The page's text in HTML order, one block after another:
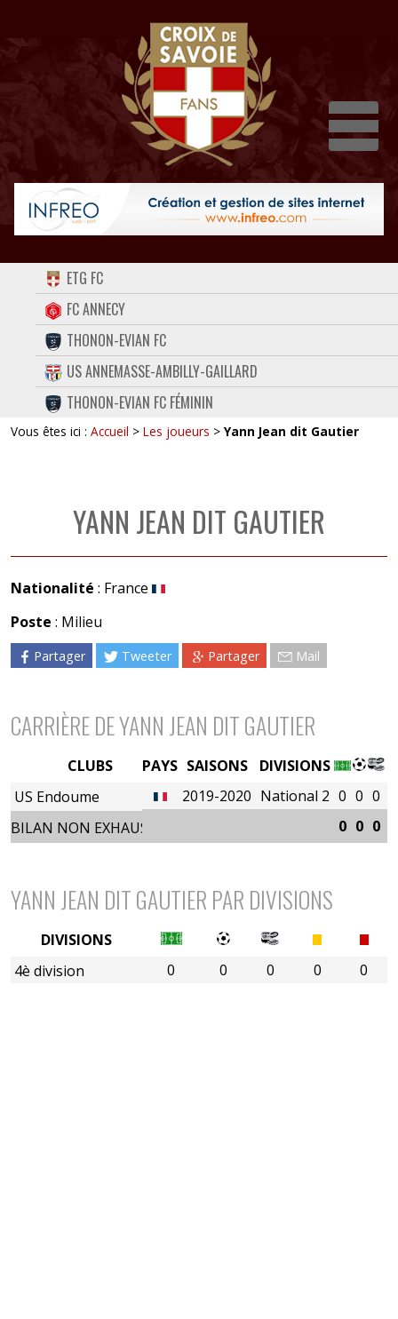
ACCUEIL
FORUM
CONTACT
FACEBOOK
TWITTER
ETG FC
FC ANNECY
THONON-EVIAN FC
US ANNEMASSE-AMBILLY-GAILLARD
THONON-EVIAN FC FÉMININ
Vous êtes ici : Accueil > Les joueurs > Yann Jean dit Gautier
YANN JEAN DIT GAUTIER
Nationalité : France
Poste : Milieu
Partager Tweeter Partager Mail
CARRIÈRE DE YANN JEAN DIT GAUTIER
PAYS SAISONS
DIVISIONS
2019-2020 National 2 0 0 0
0 0 0
CLUBS
US Endoume
BILAN NON EXHAUSTIF
YANN JEAN DIT GAUTIER PAR DIVISIONS
0 0 0 0 0
DIVISIONS
4è division